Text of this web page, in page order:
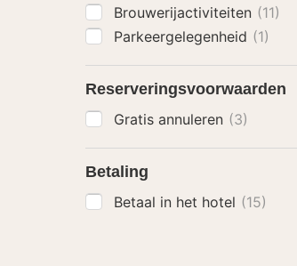
Brouwerijactiviteiten (11)
Parkeergelegenheid (1)
Reserveringsvoorwaarden
Gratis annuleren (3)
Betaling
Betaal in het hotel (15)